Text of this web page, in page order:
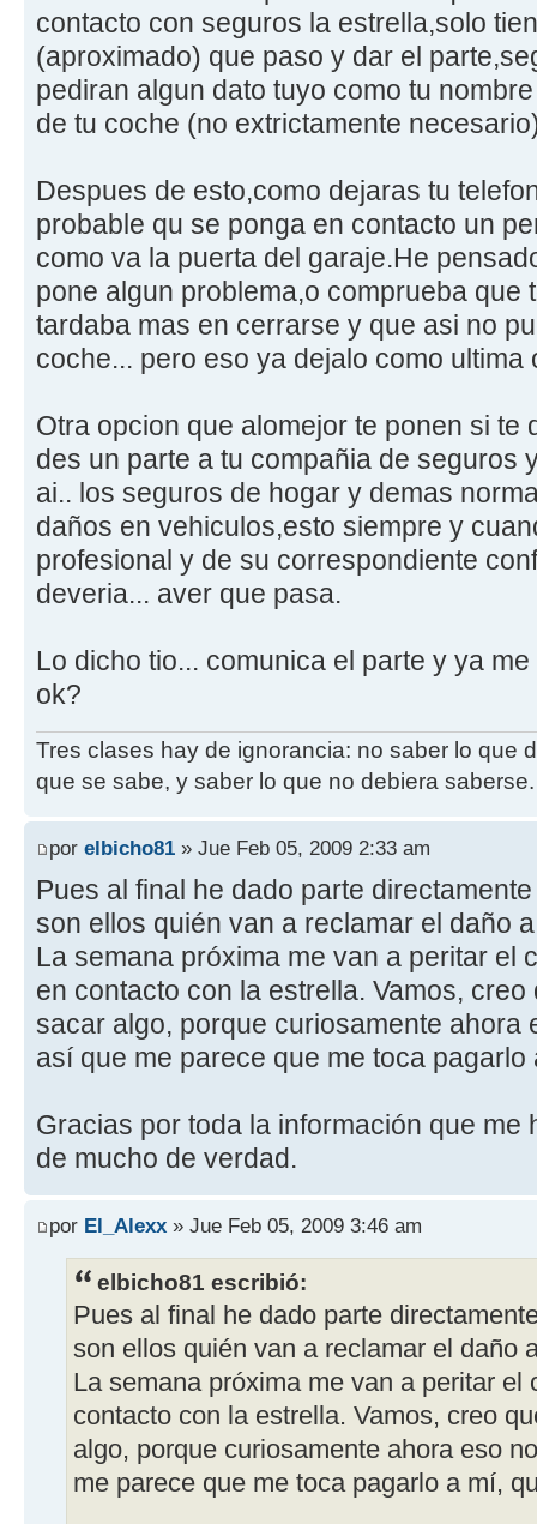
contacto con seguros la estrella,solo
(aproximado) que paso y dar el
pediran algun dato tuyo como tu
de tu coche (no extrictamente
Despues de esto,como dejaras tu
probable qu se ponga en contacto un
como va la puerta del garaje.He
pone algun problema,o comprueba que
tardaba mas en cerrarse y que asi no
coche... pero eso ya dejalo como ultima
Otra opcion que alomejor te ponen si te
des un parte a tu compañia de seguros
ai.. los seguros de hogar y demas
daños en vehiculos,esto siempre y
profesional y de su correspondiente
deveria... aver que pasa.
Lo dicho tio... comunica el parte y ya
ok?
Tres clases hay de ignorancia: no saber lo que
que se sabe, y saber lo que no debiera saberse.
por elbicho81 » Jue Feb 05, 2009 2:33 am
Pues al final he dado parte
son ellos quién van a reclamar el daño
La semana próxima me van a peritar el
en contacto con la estrella. Vamos,
sacar algo, porque curiosamente ahora
así que me parece que me toca pagarlo
Gracias por toda la información que me
de mucho de verdad.
por El_Alexx » Jue Feb 05, 2009 3:46 am
elbicho81 escribió:
Pues al final he dado parte
son ellos quién van a reclamar el daño
La semana próxima me van a peritar
contacto con la estrella. Vamos, creo
algo, porque curiosamente ahora eso
me parece que me toca pagarlo a mí,